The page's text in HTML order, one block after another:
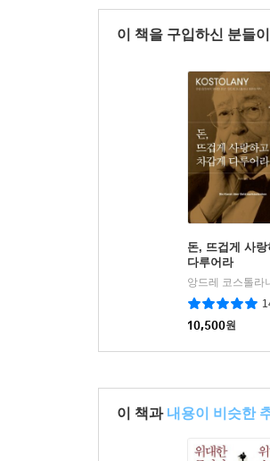
이 책을 구입하신 분들
돈, 뜨겁게 사
다루어라
10,500원
이 책과 내용이 비슷한